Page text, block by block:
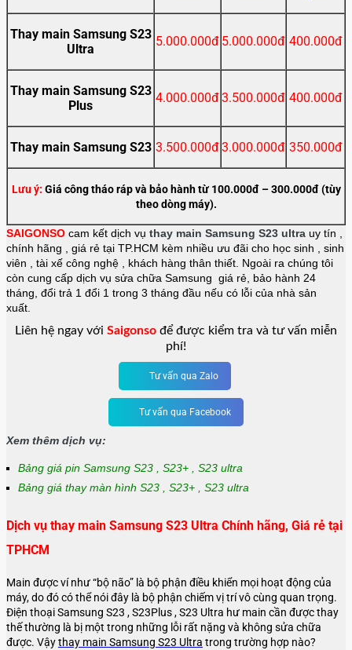
Thay main Samsung S23
Ultra
5.000.000đ 5.000.000đ 400.000đ
Thay main Samsung S23
Plus
4.000.000đ3.500.000đ 400.000đ
Thay main Samsung S23 3.500.000đ3.000.000đ 350.000đ
Lưu ý: Giá công tháo ráp và bảo hành từ 100.000đ – 300.000đ (tùy
theo dòng máy).
SAIGONSO cam kết dịch vụ thay main Samsung S23 ultra uy tín ,
chính hãng , giá rẻ tại TP.HCM kèm nhiều ưu đãi cho học sinh , sinh
viên , tài xế công nghệ , khách hàng thân thiết. Ngoài ra chúng tôi
còn cung cấp dịch vụ sửa chữa Samsung giá rẻ, bảo hành 24
tháng, đổi trả 1 đổi 1 trong 3 tháng đầu nếu có lỗi của nhà sản
xuất.
Liên hệ ngay với Saigonso để được kiểm tra và tư vấn miễn
phí!
Tư vấn qua Zalo
Tư vấn qua Facebook
Xem thêm dịch vụ:
Bảng giá pin Samsung S23 , S23+ , S23 ultra
Bảng giá thay màn hình S23 , S23+ , S23 ultra
Dịch vụ thay main Samsung S23 Ultra Chính hãng, Giá rẻ tại
TPHCM
Main được ví như “bộ não” là bộ phận điều khiển mọi hoạt động của
máy, do đó có thể nói đây là bộ phận chiếm vị trí vô cùng quan trọng.
Điện thoại Samsung S23 , S23Plus , S23 Ultra hư main cần được thay
thế thường là bị một trong những lỗi rất nặng và không sửa chữa
được. Vậythay main Samsung S23 Ultra trong trường hợp nào?